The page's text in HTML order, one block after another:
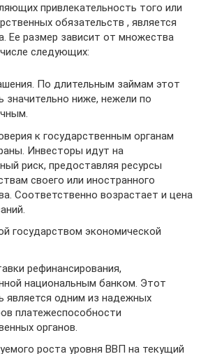
привлекательность того или
обязательств , является
Ее размер зависит от множества
следующих:
По длительным займам этот
значительно ниже, нежели по
к государственным органам
Инвесторы идут на
риск, предоставляя ресурсы
своего или иностранного
Соответственно возрастает и цена
государством экономической
рефинансирования,
национальным банком. Этот
является одним из надежных
платежеспособности
органов.
роста уровня ВВП на текущий